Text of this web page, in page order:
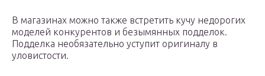
В магазинах можно также встретить кучу недорогих
моделей конкурентов и безымянных подделок.
Подделка необязательно уступит оригиналу в
уловистости.